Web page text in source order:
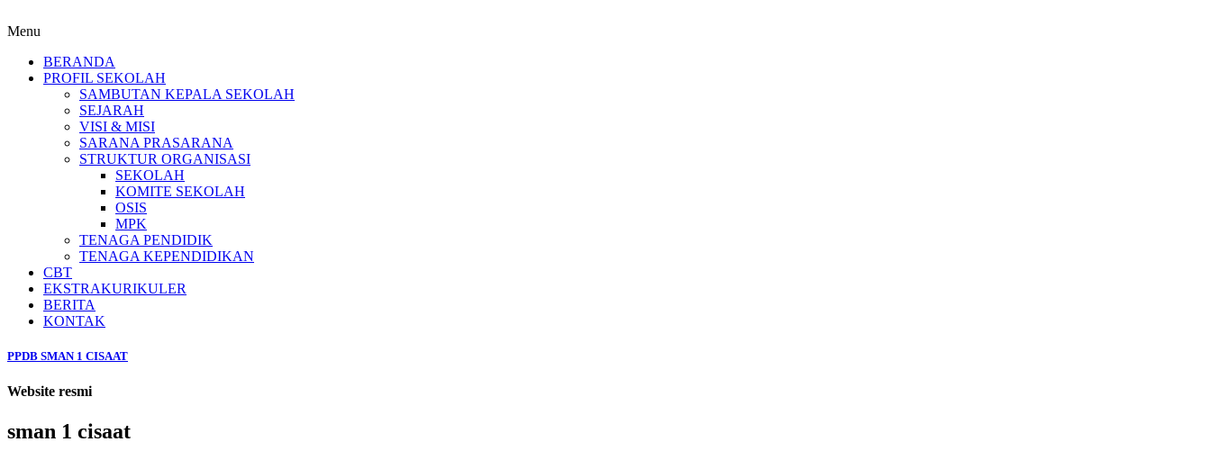
Menu
BERANDA
PROFIL SEKOLAH
SAMBUTAN KEPALA SEKOLAH
SEJARAH
VISI & MISI
SARANA PRASARANA
STRUKTUR ORGANISASI
SEKOLAH
KOMITE SEKOLAH
OSIS
MPK
TENAGA PENDIDIK
TENAGA KEPENDIDIKAN
CBT
EKSTRAKURIKULER
BERITA
KONTAK
PPDB SMAN 1 CISAAT
Website resmi
sman 1 cisaat